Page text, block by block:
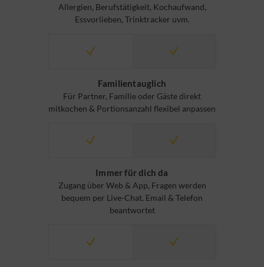
Allergien, Berufstätigkeit, Kochaufwand,
Essvorlieben, Trinktracker uvm.
Familientauglich
Für Partner, Familie oder Gäste direkt
mitkochen & Portionsanzahl flexibel anpassen
Immer für dich da
Zugang über Web & App, Fragen werden
bequem per Live-Chat, Email & Telefon
beantwortet